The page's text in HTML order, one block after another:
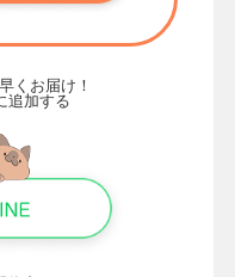
くお届け！
追加する